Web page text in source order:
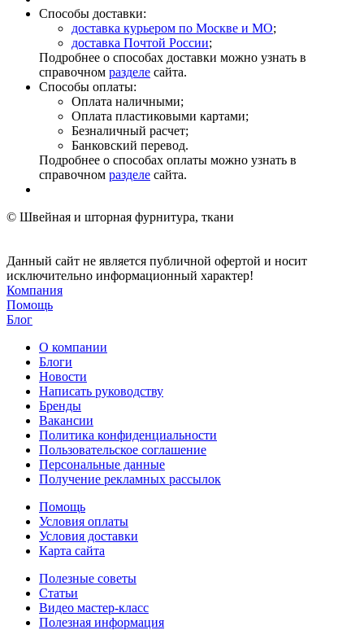
Способы доставки:
доставка курьером по Москве и МО;
доставка Почтой России;
Подробнее о способах доставки можно узнать в
справочном разделе сайта.
Способы оплаты:
Оплата наличными;
Оплата пластиковыми картами;
Безналичный расчет;
Банковский перевод.
Подробнее о способах оплаты можно узнать в
справочном разделе сайта.
© Швейная и шторная фурнитура, ткани
Данный сайт не является публичной офертой и носит
исключительно информационный характер!
Компания
Помощь
Блог
О компании
Блоги
Новости
Написать руководству
Бренды
Вакансии
Политика конфиденциальности
Пользовательское соглашение
Персональные данные
Получение рекламных рассылок
Помощь
Условия оплаты
Условия доставки
Карта сайта
Полезные советы
Статьи
Видео мастер-класс
Полезная информация